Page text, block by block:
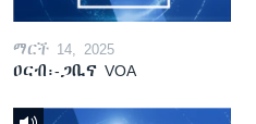
ማርች 14, 2025
ዐርብ፡-ጋቢና VOA